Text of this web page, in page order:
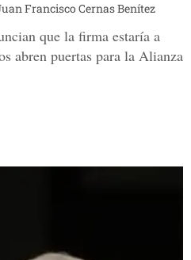
Francisco Cernas Benítez
que la firma estaría a
abren puertas para la Alianza